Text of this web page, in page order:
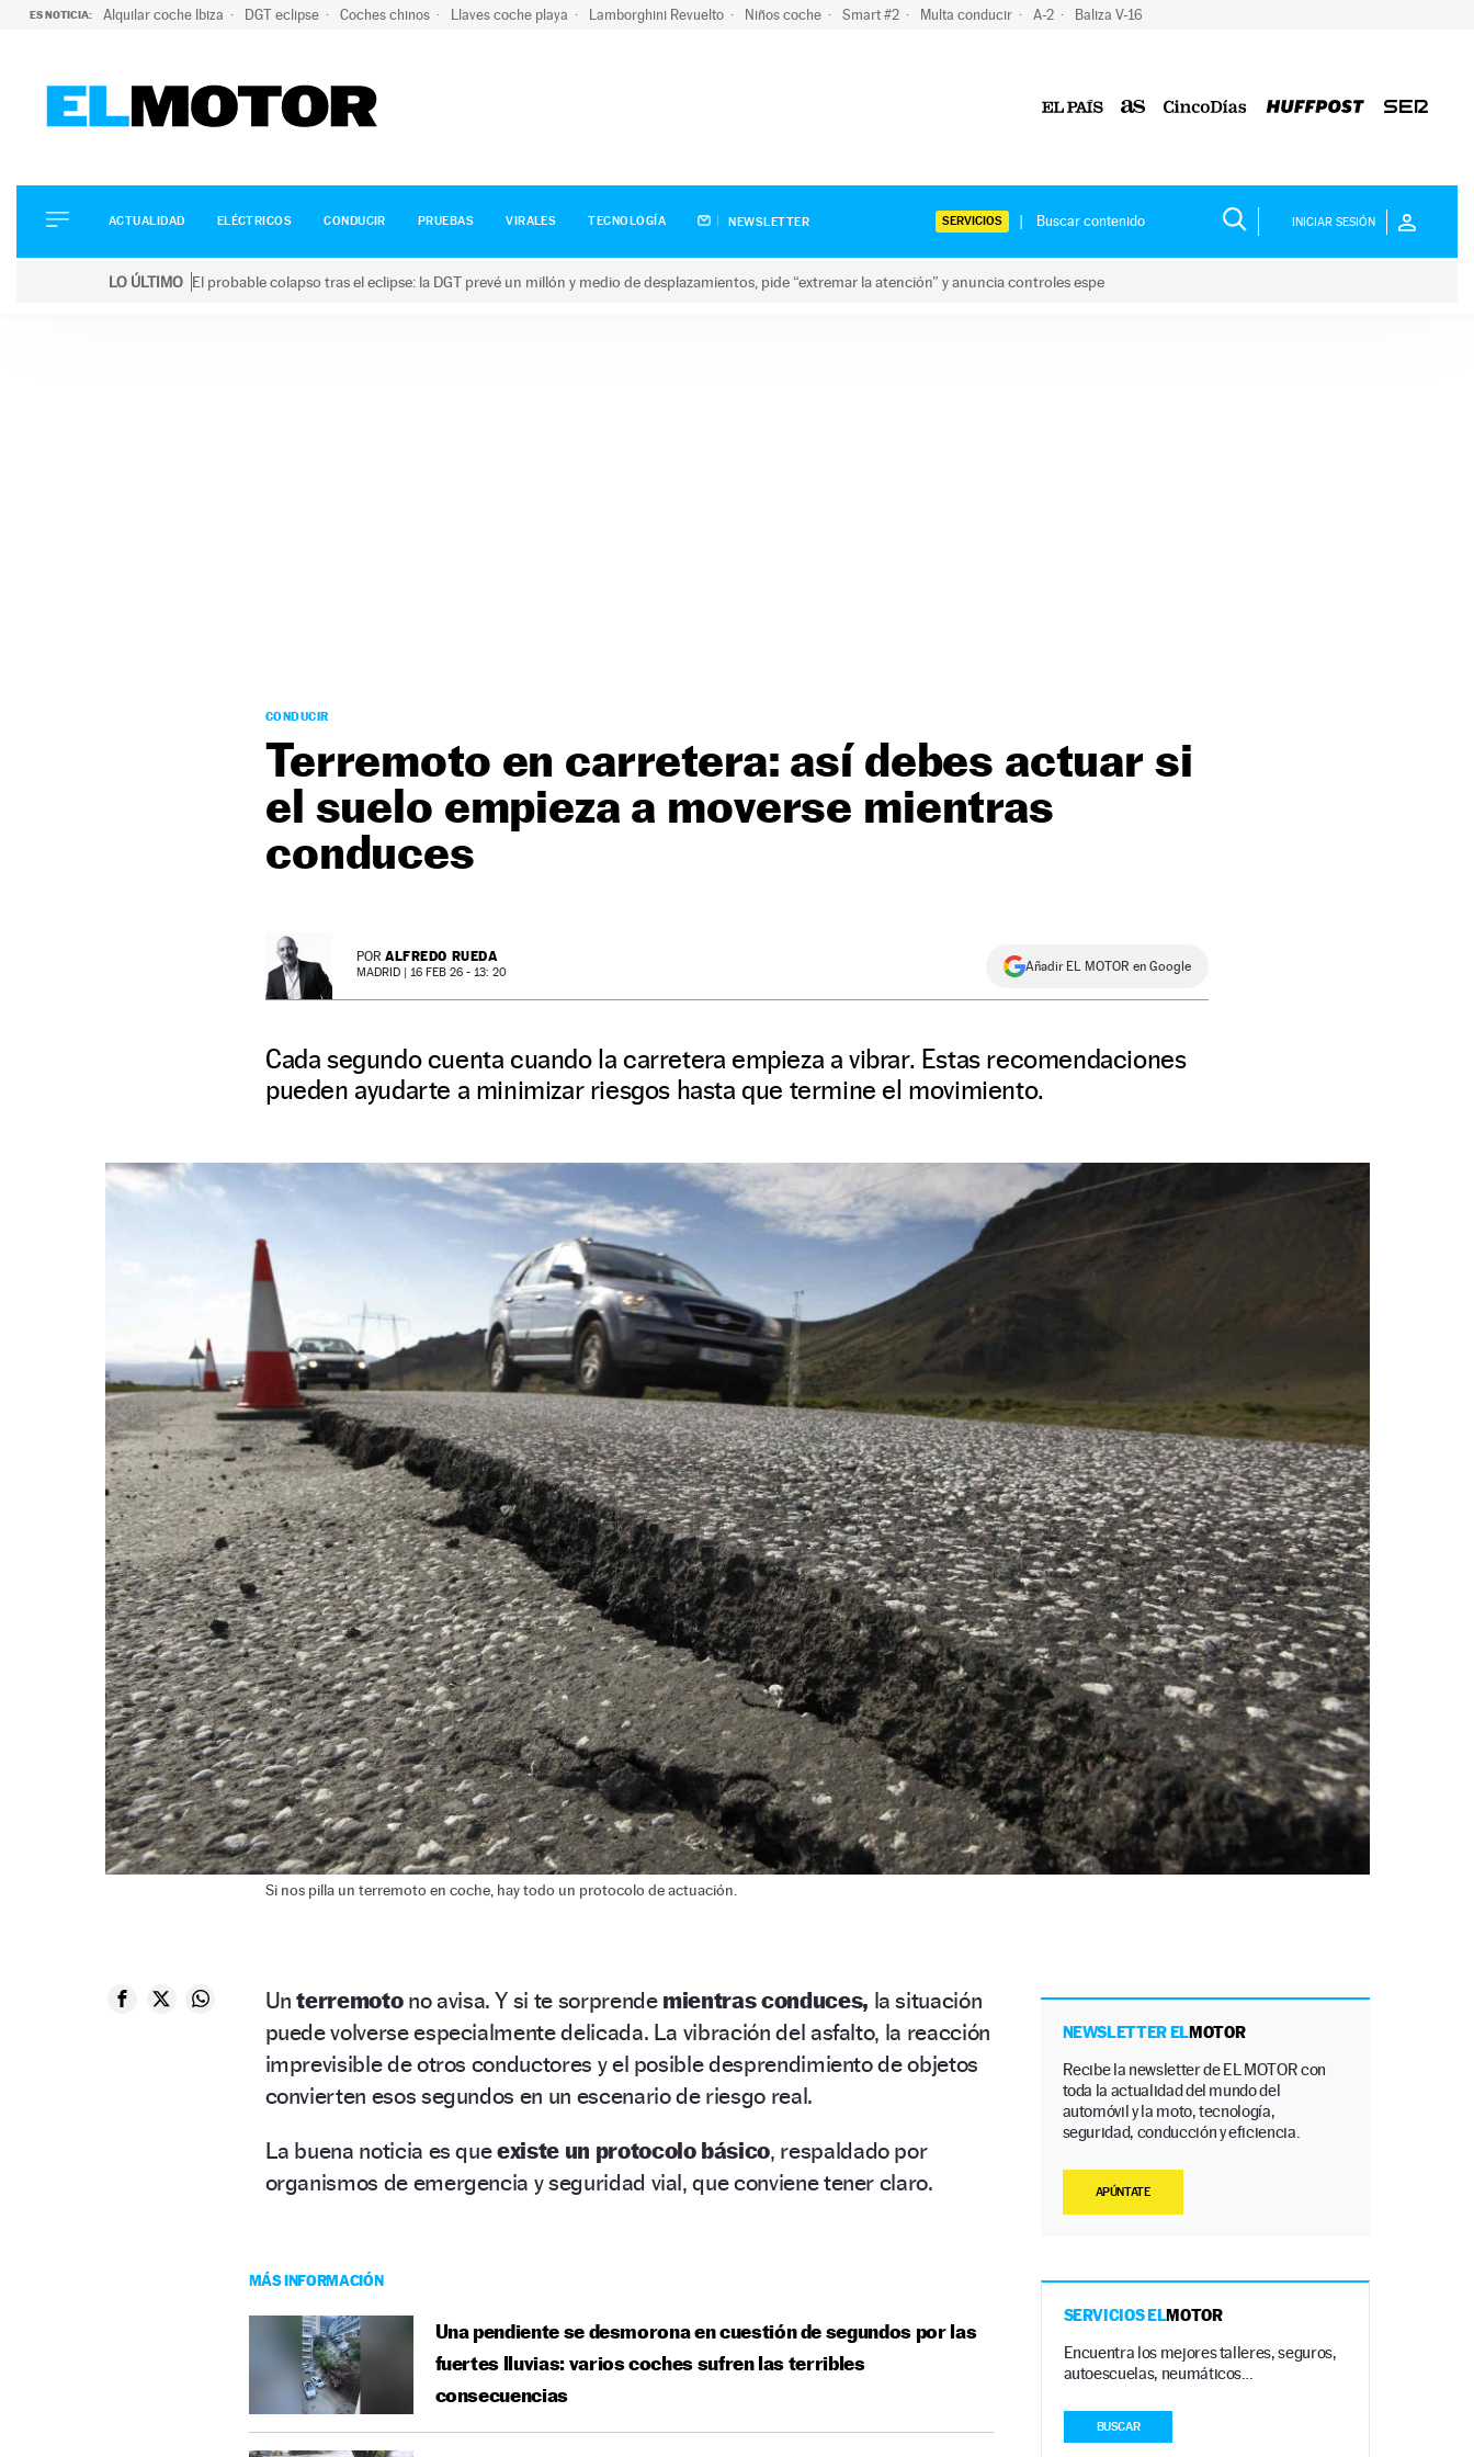
ES NOTICIA: Alquilar coche Ibiza DGT eclipse Coches chinos Llaves coche playa Lamborghini Revuelto Niños coche Smart #2 Multa conducir A-2 Baliza V-16
ELÉCTRICOS
CONDUCIR
ACTUALIDAD ELÉCTRICOS CONDUCIR PRUEBAS VIRALES TECNOLOGÍA NEWSLETTER SERVICIOS INICIAR SESIÓN
LO ÚLTIMO El probable colapso tras el eclipse: la DGT prevé un millón y medio de desplazamientos, pide “extremar la atención” y anuncia controles espe
CONDUCIR
Terremoto en carretera: así debes actuar si
el suelo empieza a moverse mientras
conduces
POR ALFREDO RUEDA
MADRID | 16 FEB 26 - 13: 20 Añadir EL MOTOR en Google
Cada segundo cuenta cuando la carretera empieza a vibrar. Estas recomendaciones
pueden ayudarte a minimizar riesgos hasta que termine el movimiento.
Si nos pilla un terremoto en coche, hay todo un protocolo de actuación.
Unterremoto no avisa. Y si te sorprende mientras conduces, la situación
puede volverse especialmente delicada. La vibración del asfalto, la reacción
imprevisible de otros conductores y el posible desprendimiento de objetos
convierten esos segundos en un escenario de riesgo real.
La buena noticia es queexiste un protocolo básico, respaldado por
organismos de emergencia y seguridad vial, que conviene tener claro.
MÁS INFORMACIÓN
Una pendiente se desmorona en cuestión de segundos por las
fuertes lluvias: varios coches sufren las terribles
consecuencias
NEWSLETTER ELMOTOR
Recibe la newsletter de EL MOTOR con
toda la actualidad del mundo del
automóvil y la moto, tecnología,
seguridad, conducción y eficiencia.
APÚNTATE
SERVICIOS ELMOTOR
Encuentra los mejores talleres, seguros,
autoescuelas, neumáticos…
BUSCAR